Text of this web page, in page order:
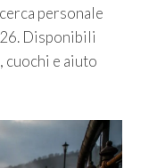
personale
Disponibili
cuochi e aiuto